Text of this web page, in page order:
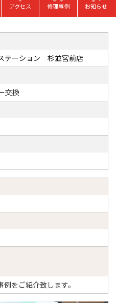
アクセス 修理事例 お知らせ
テーション 杉並宮前店
交換
をご紹介致します。